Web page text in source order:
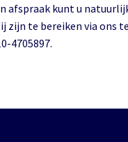
afspraak kunt u
zijn te bereiken via ons
4705897.